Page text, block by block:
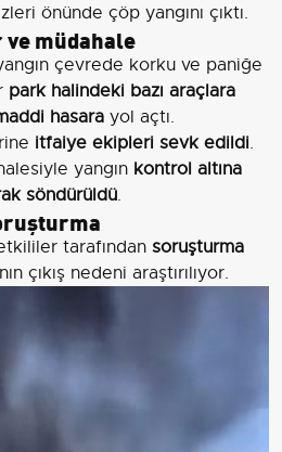
önünde çöp yangını çıktı.
ve müdahale
çevrede korku ve paniğe
park halindeki bazı araçlara
hasara yol açtı.
itfaiye ekipleri sevk edildi.
yangın kontrol altına
söndürüldü.
tarafından soruşturma
çıkış nedeni araştırılıyor.